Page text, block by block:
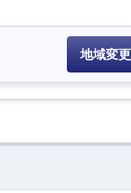
地域変更